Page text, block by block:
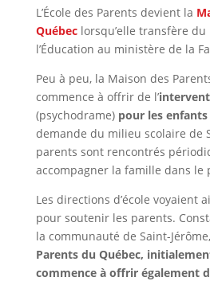
L’École des Parents devient la
Québeclorsqu’elle transfère du
l’Éducation au ministère de la
Peu à peu, la Maison des
commence à offrir de l’
(psychodrame) pour les enfants
demande du milieu scolaire de
parents sont rencontrés
accompagner la famille dans le
Les directions d’école voyaient
pour soutenir les parents.
la communauté de Saint-
Parents du Québec,
commence à offrir également